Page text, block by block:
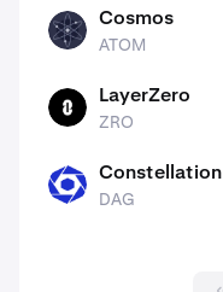
ATOM Cosmos
ATOM
ZRO LayerZero
ZRO
Constellation
DAG